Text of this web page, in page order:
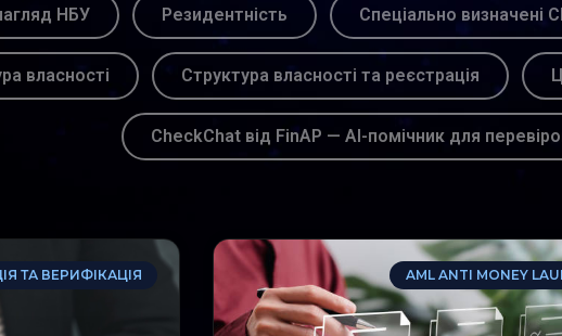
НБУ Резидентність Спеціально визначені
власності Структура власності та реєстрація
CheckChat від FinAP — AI-помічник для
ТА ВЕРИФІКАЦІЯ AML ANTI MONEY